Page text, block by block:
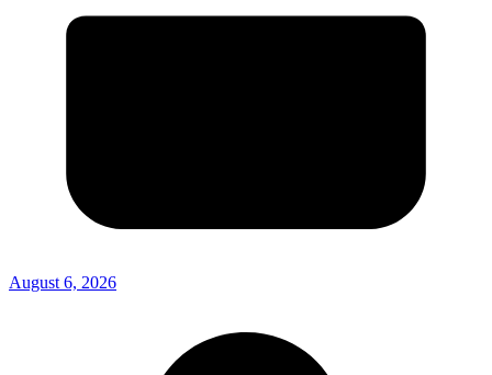
August 6, 2026